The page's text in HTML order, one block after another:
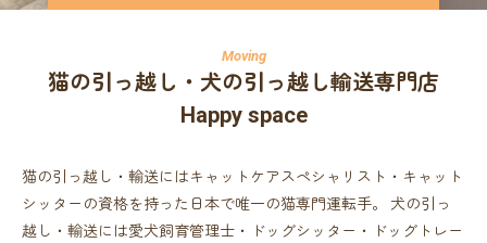
猫の引っ越し・犬の引っ越し輸送専門店
Happy space
猫の引っ越し・輸送にはキャットケアスペシャリスト・キャット
シッターの資格を持った日本で唯一の猫専門運転手。 犬の引っ
越し・輸送には愛犬飼育管理士・ドッグシッター・ドッグトレー